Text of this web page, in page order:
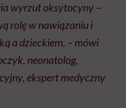
wyrzut oksytocyny –
rolę w nawiązaniu i
a dzieckiem. – mówi
neonatolog,
ekspert medyczny